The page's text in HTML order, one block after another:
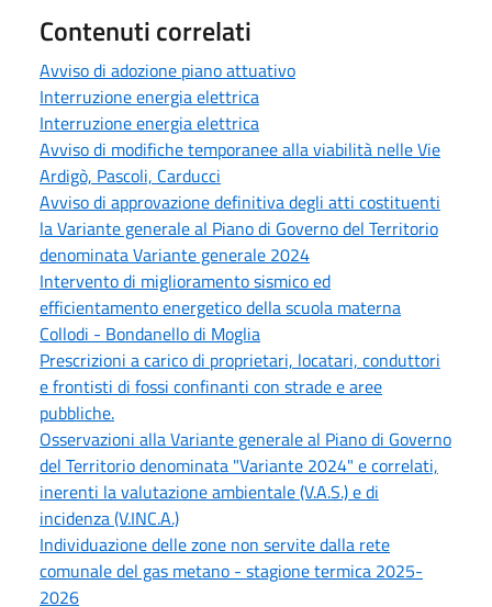
Contenuti correlati
Avviso di adozione piano attuativo
Interruzione energia elettrica
Interruzione energia elettrica
Avviso di modifiche temporanee alla viabilità nelle Vie
Ardigò, Pascoli, Carducci
Avviso di approvazione definitiva degli atti costituenti
la Variante generale al Piano di Governo del Territorio
denominata Variante generale 2024
Intervento di miglioramento sismico ed
efficientamento energetico della scuola materna
Collodi - Bondanello di Moglia
Prescrizioni a carico di proprietari, locatari, conduttori
e frontisti di fossi confinanti con strade e aree
pubbliche.
Osservazioni alla Variante generale al Piano di Governo
del Territorio denominata "Variante 2024" e correlati,
inerenti la valutazione ambientale (V.A.S.) e di
incidenza (V.INC.A.)
Individuazione delle zone non servite dalla rete
comunale del gas metano - stagione termica 2025-
2026